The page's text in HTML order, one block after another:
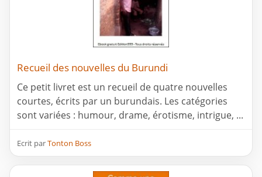
Recueil des nouvelles du Burundi
Ce petit livret est un recueil de quatre nouvelles
courtes, écrits par un burundais. Les catégories
sont variées : humour, drame, érotisme, intrigue, ...
Ecrit parTonton Boss